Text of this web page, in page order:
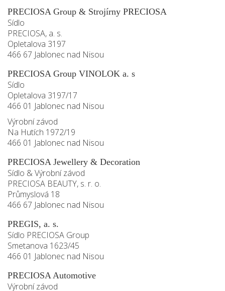
PRECIOSA Group & Strojírny PRECIOSA
Sídlo
PRECIOSA, a. s.
Opletalova 3197
466 67 Jablonec nad Nisou
PRECIOSA Group VINOLOK a. s
Sídlo
Opletalova 3197/17
466 01 Jablonec nad Nisou
Výrobní závod
Na Hutích 1972/19
466 01 Jablonec nad Nisou
PRECIOSA Jewellery & Decoration
Sídlo & Výrobní závod
PRECIOSA BEAUTY, s. r. o.
Průmyslová 18
466 67 Jablonec nad Nisou
PREGIS, a. s.
Sídlo PRECIOSA Group
Smetanova 1623/45
466 01 Jablonec nad Nisou
PRECIOSA Automotive
Výrobní závod